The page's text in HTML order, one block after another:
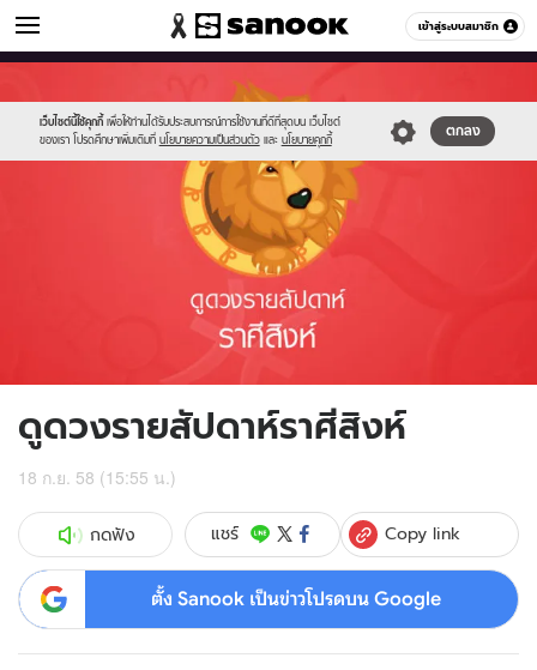
เข้าสู่ระบบสมาชิก
ดูดวง หมวดอื่นๆ
เว็บไซต์นี้ใช้คุกกี้ เพื่อให้ท่านได้รับประสบการณ์การใช้งานที่ดีที่สุดบน เว็บไซต์
ของเรา โปรดศึกษาเพิ่มเติมที่ นโยบายความเป็นส่วนตัว และ นโยบายคุกกี้
ตกลง
new-
sanook.png
ดูดวงรายสัปดาห์ราศีสิงห์
18 ก.ย. 58 (15:55 น.)
กดฟัง แชร์ Copy link
ตั้ง Sanook เป็นข่าวโปรดบน Google